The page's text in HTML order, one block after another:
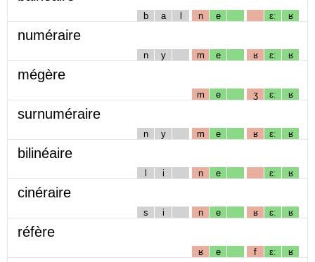
b a l n e ɛː ʁ
numéraire
n y m e ʁ ɛː ʁ
mégère
m e ʒ ɛː ʁ
surnuméraire
n y m e ʁ ɛː ʁ
bilinéaire
l i n e ɛː ʁ
cinéraire
s i n e ʁ ɛː ʁ
réfère
ʁ e f ɛː ʁ